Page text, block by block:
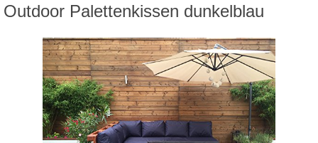
Outdoor Palettenkissen dunkelblau